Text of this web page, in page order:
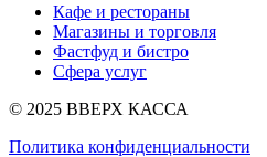
Кафе и рестораны
Магазины и торговля
Фастфуд и бистро
Сфера услуг
© 2025 ВВЕРХ КАССА
Политика конфиденциальности